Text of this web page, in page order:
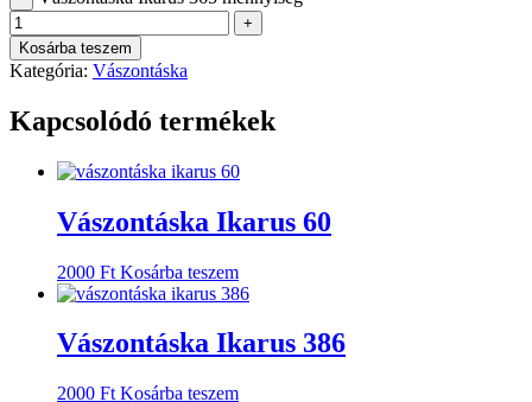
+
Kosárba teszem
Kategória: Vászontáska
Kapcsolódó termékek
Vászontáska Ikarus 60
2000 Ft Kosárba teszem
Vászontáska Ikarus 386
2000 Ft Kosárba teszem